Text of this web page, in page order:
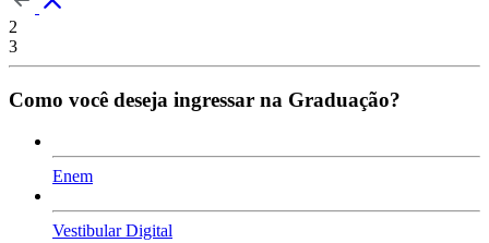
2
3
Como você deseja ingressar na Graduação?
Enem
Vestibular Digital